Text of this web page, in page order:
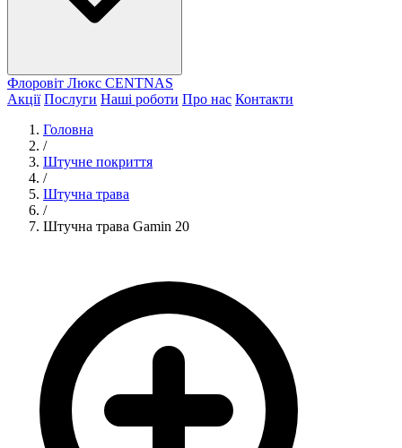
Флоровіт Люкс СENTNAS
Акції Послуги Наші роботи Про нас Контакти
Головна
/
Штучне покриття
/
Штучна трава
/
Штучна трава Gamin 20